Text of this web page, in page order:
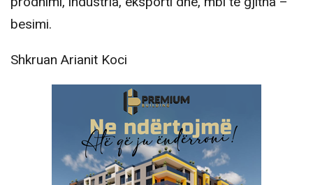
besimi.
Shkruan Arianit Koci